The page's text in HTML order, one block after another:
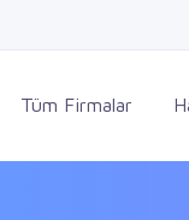
Tüm Firmalar